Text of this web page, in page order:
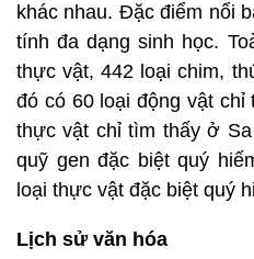
khác nhau. Đặc điểm nổi
tính đa dạng sinh học.
thực vật, 442 loại chim,
đó có 60 loại động vật
thực vật chỉ tìm thấy ở
quỹ gen đặc biệt quý
loại thực vật đặc biệt quý
Lịch sử văn hóa